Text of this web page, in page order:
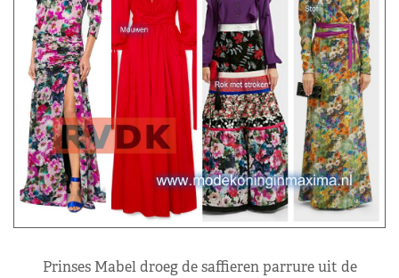
Prinses Mabel droeg de saffieren parrure uit de